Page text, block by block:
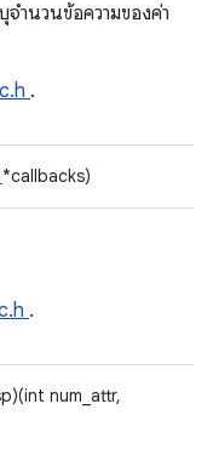
ำนวนข้อความของค่า
.
*callbacks)
.
num_attr,